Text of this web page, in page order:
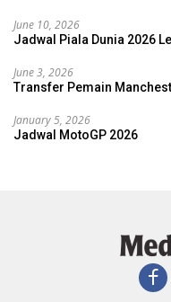
June 10, 2026
Jadwal Piala Dunia 2026
June 3, 2026
Transfer Pemain
January 5, 2026
Jadwal MotoGP 2026